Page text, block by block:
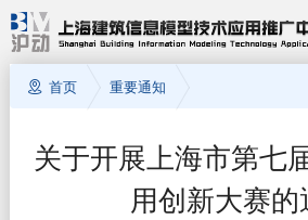
首页 重要通知
关于开展上海市第七
用创新大赛的